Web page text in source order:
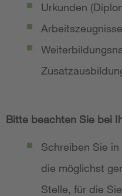
Urkunden
Bitte beachten Sie bei
Schreiben Sie
die möglichst
Stelle, für die